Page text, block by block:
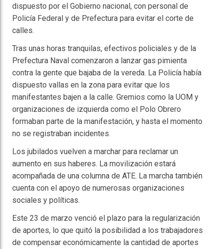
dispuesto por el Gobierno nacional, con personal de
Policía Federal y de Prefectura para evitar el corte de
calles.
Tras unas horas tranquilas, efectivos policiales y de la
Prefectura Naval comenzaron a lanzar gas pimienta
contra la gente que bajaba de la vereda. La Policía había
dispuesto vallas en la zona para evitar que los
manifestantes bajen a la calle. Gremios como la UOM y
organizaciones de izquierda como el Polo Obrero
formaban parte de la manifestación, y hasta el momento
no se registraban incidentes.
Los jubilados vuelven a marchar para reclamar un
aumento en sus haberes. La movilización estará
acompañada de una columna de ATE. La marcha también
cuenta con el apoyo de numerosas organizaciones
sociales y políticas.
Este 23 de marzo venció el plazo para la regularización
de aportes, lo que quitó la posibilidad a los trabajadores
de compensar económicamente la cantidad de aportes